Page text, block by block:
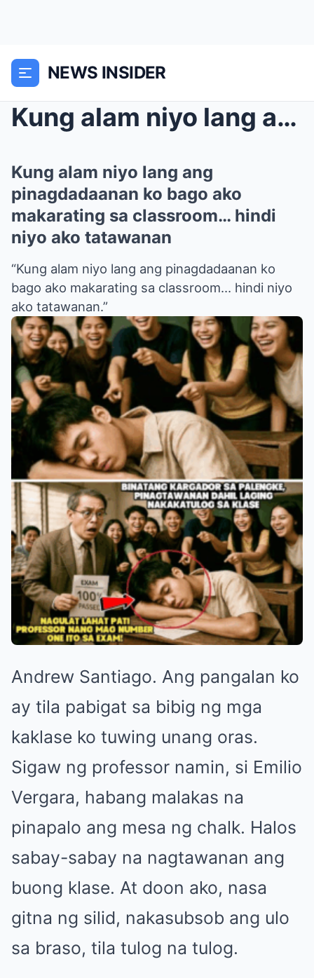
NEWS INSIDER
Kung alam niyo lang ang pinagdadaanan ko bago ako ...
Kung alam niyo lang ang
pinagdadaanan ko bago ako
makarating sa classroom… hindi
niyo ako tatawanan
“Kung alam niyo lang ang pinagdadaanan ko
bago ako makarating sa classroom… hindi niyo
ako tatawanan.”
Andrew Santiago. Ang pangalan ko
ay tila pabigat sa bibig ng mga
kaklase ko tuwing unang oras.
Sigaw ng professor namin, si Emilio
Vergara, habang malakas na
pinapalo ang mesa ng chalk. Halos
sabay-sabay na nagtawanan ang
buong klase. At doon ako, nasa
gitna ng silid, nakasubsob ang ulo
sa braso, tila tulog na tulog.